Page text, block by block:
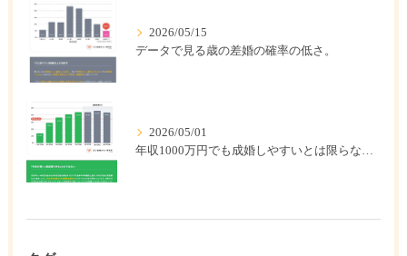
2026/05/15
データで見る歳の差婚の確率の低さ。
2026/05/01
年収1000万円でも成婚しやすいとは限らない? 「年収帯別の成婚率」のリアル